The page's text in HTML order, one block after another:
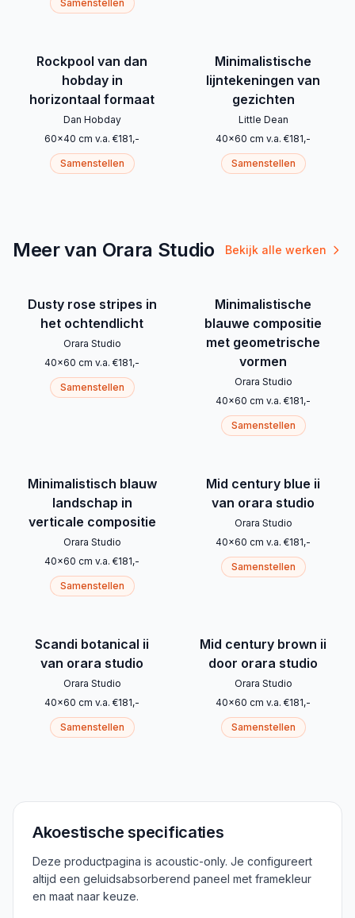
Samenstellen
Rockpool van dan
hobday in
horizontaal formaat
Dan Hobday
60x40 cm v.a. €181,-
Samenstellen
Minimalistische
lijntekeningen van
gezichten
Little Dean
40x60 cm v.a. €181,-
Samenstellen
Meer van Orara Studio Bekijk alle werken
Dusty rose stripes in
het ochtendlicht
Orara Studio
40x60 cm v.a. €181,-
Samenstellen
Minimalistische
blauwe compositie
met geometrische
vormen
Orara Studio
40x60 cm v.a. €181,-
Samenstellen
Minimalistisch blauw
landschap in
verticale compositie
Orara Studio
40x60 cm v.a. €181,-
Samenstellen
Mid century blue ii
van orara studio
Orara Studio
40x60 cm v.a. €181,-
Samenstellen
Scandi botanical ii
van orara studio
Orara Studio
40x60 cm v.a. €181,-
Samenstellen
Mid century brown ii
door orara studio
Orara Studio
40x60 cm v.a. €181,-
Samenstellen
Akoestische specificaties
Deze productpagina is acoustic-only. Je configureert
altijd een geluidsabsorberend paneel met framekleur
en maat naar keuze.